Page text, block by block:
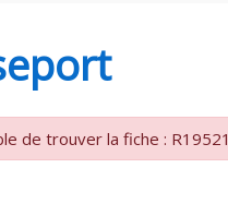
de trouver la fiche :